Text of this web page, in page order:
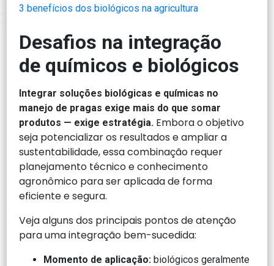
3 benefícios dos biológicos na agricultura
Desafios na integração
de químicos e biológicos
Integrar soluções biológicas e químicas no
manejo de pragas exige mais do que somar
produtos — exige estratégia. Embora o objetivo
seja potencializar os resultados e ampliar a
sustentabilidade, essa combinação requer
planejamento técnico e conhecimento
agronômico para ser aplicada de forma
eficiente e segura.
Veja alguns dos principais pontos de atenção
para uma integração bem-sucedida:
Momento de aplicação: biológicos geralmente